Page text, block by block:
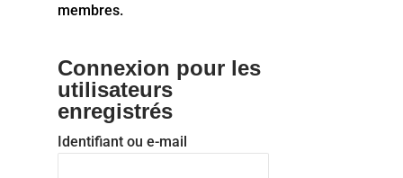
membres.
Connexion pour les
utilisateurs
enregistrés
Identifiant ou e-mail